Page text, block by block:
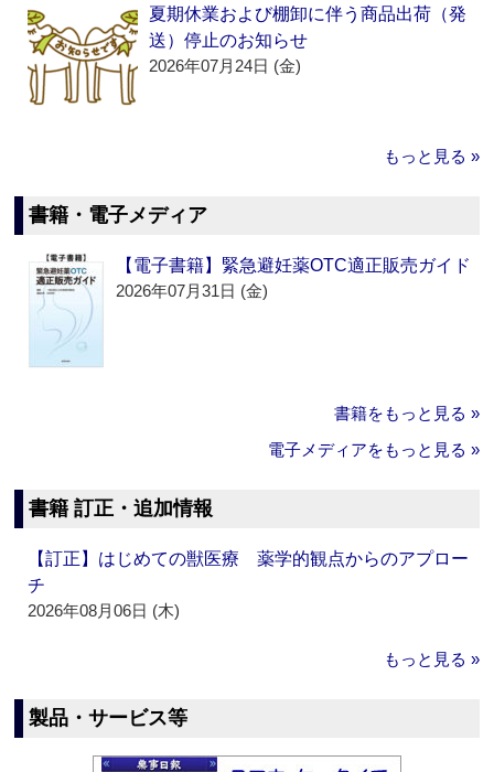
夏期休業および棚卸に伴う商品出荷（発
送）停止のお知らせ
2026年07月24日 (金)
もっと見る »
書籍・電子メディア
【電子書籍】緊急避妊薬OTC適正販売ガイド
2026年07月31日 (金)
書籍をもっと見る »
電子メディアをもっと見る »
書籍 訂正・追加情報
【訂正】はじめての獣医療 薬学的観点からのアプロー
チ
2026年08月06日 (木)
もっと見る »
製品・サービス等